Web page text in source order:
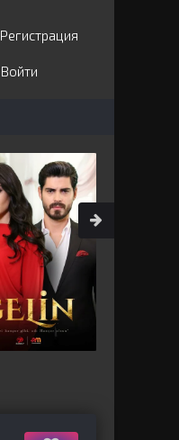
Регистрация
Войти